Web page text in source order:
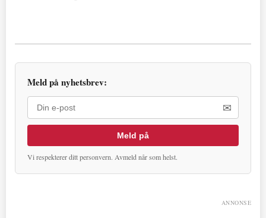
Meld på nyhetsbrev:
✉
Meld på
Vi respekterer ditt personvern. Avmeld når som helst.
ANNONSE